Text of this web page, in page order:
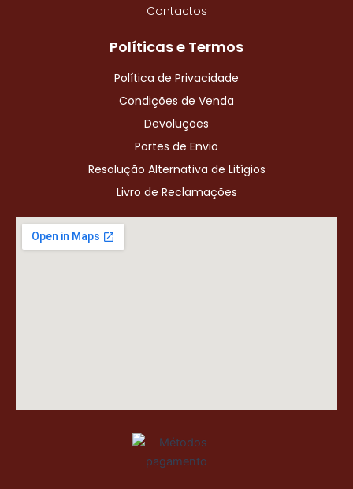
Contactos
Políticas e Termos
Política de Privacidade
Condições de Venda
Devoluções
Portes de Envio
Resolução Alternativa de Litígios
Livro de Reclamações